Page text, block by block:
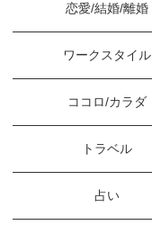
恋愛/結婚/離婚
ワークスタイル
ココロ/カラダ
トラベル
占い